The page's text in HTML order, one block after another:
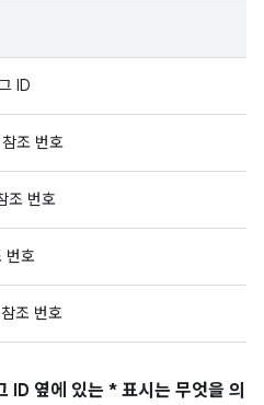
ID
조 번호
조 번호
번호
조 번호
옆에 있는 * 표시는 무엇을 의